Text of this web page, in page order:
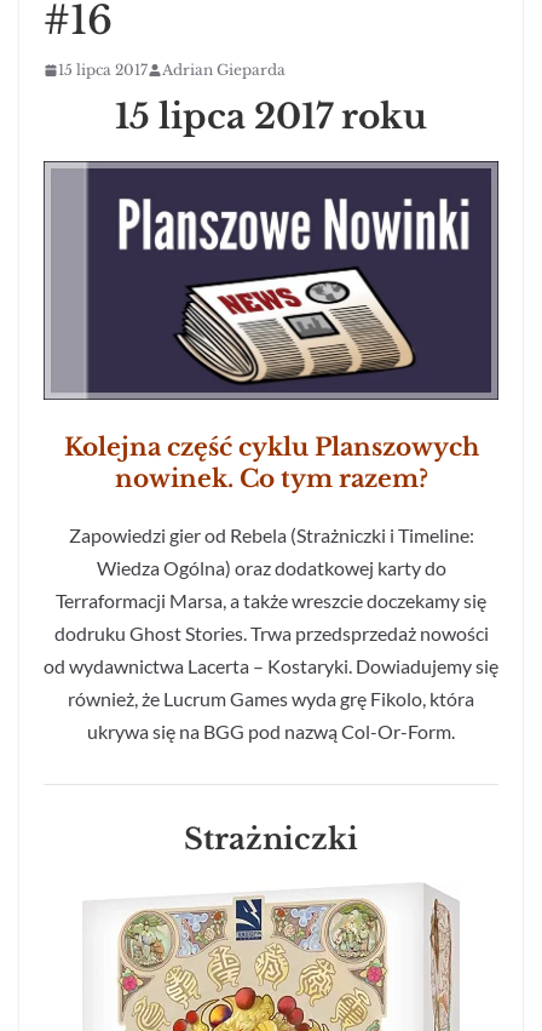
#16
15 lipca 2017 Adrian Gieparda
15 lipca 2017 roku
Kolejna część cyklu Planszowych
nowinek. Co tym razem?
Zapowiedzi gier od Rebela (Strażniczki i Timeline:
Wiedza Ogólna) oraz dodatkowej karty do
Terraformacji Marsa, a także wreszcie doczekamy się
dodruku Ghost Stories. Trwa przedsprzedaż nowości
od wydawnictwa Lacerta – Kostaryki. Dowiadujemy się
również, że Lucrum Games wyda grę Fikolo, która
ukrywa się na BGG pod nazwą Col-Or-Form.
Strażniczki